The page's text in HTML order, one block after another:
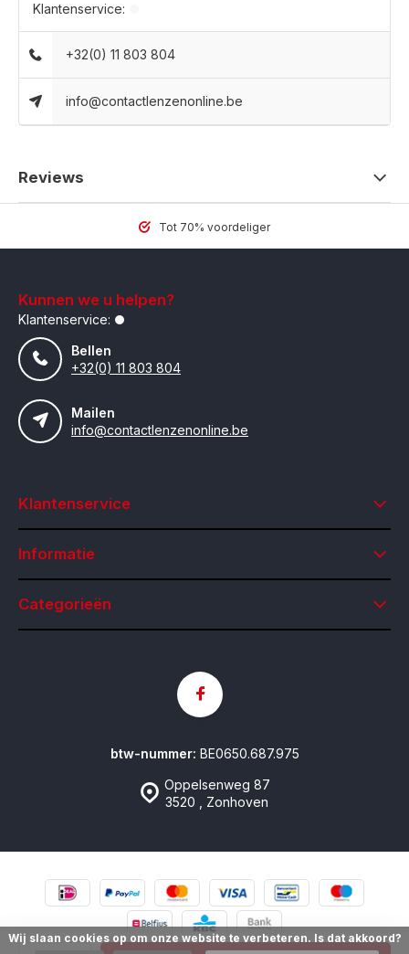
Klantenservice:
+32(0) 11 803 804
info@contactlenzenonline.be
Reviews
Tot 70% voordeliger
Kunnen we u helpen?
Klantenservice:
Bellen
+32(0) 11 803 804
Mailen
info@contactlenzenonline.be
Klantenservice
Informatie
Categorieën
Oppelsenweg 87
3520 , Zonhoven
btw-nummer: BE0650.687.975
© Contactlenzen Online- Theme made by emarkable Sitemap
Wij slaan cookies op om onze website te verbeteren. Is dat akkoord?